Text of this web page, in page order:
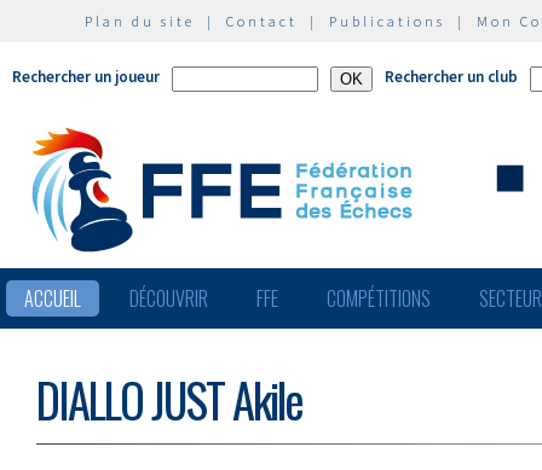
Plan du site | Contact | Publications | Mon
Rechercher un joueur Rechercher un club
ACCUEIL DÉCOUVRIR FFE COMPÉTITIONS
DIALLO JUST Akile